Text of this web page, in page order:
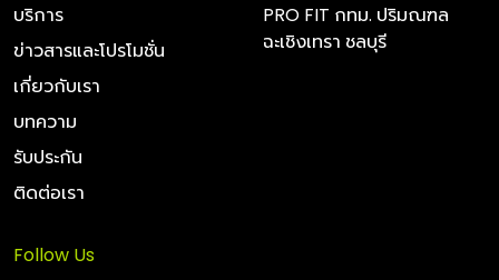
บริการ
ข่าวสารและโปรโมชั่น
เกี่ยวกับเรา
บทความ
รับประกัน
ติดต่อเรา
PRO FIT กทม. ปริมณฑล
ฉะเชิงเทรา ชลบุรี
Follow Us